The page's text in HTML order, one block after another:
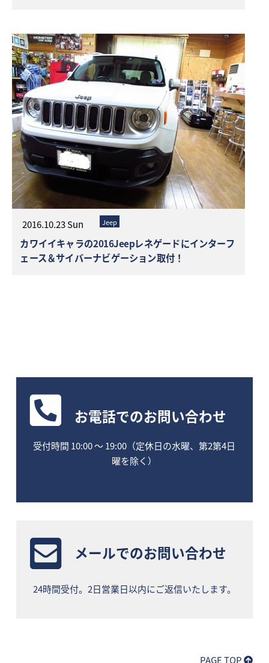
2016.10.23 Sun Jeep
カワイイキャラの2016Jeepレネゲードにインターフ
ェース＆サイバーナビゲーション取付！
お電話でのお問い合わせ
受付時間 10:00 〜 19:00（定休日の水曜、第2第4日
曜を除く）
メールでのお問い合わせ
24時間受付。2日営業日以内にご返信いたします。
PAGE TOP